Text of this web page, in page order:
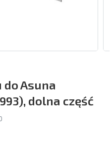
Asuna
dolna część